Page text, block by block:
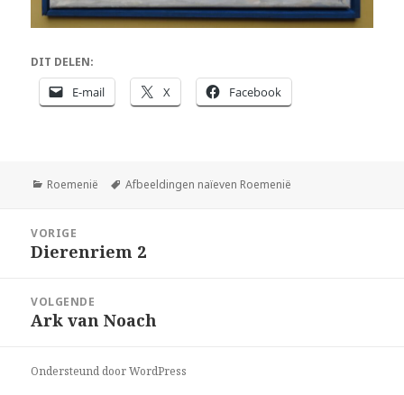
DIT DELEN:
E-mail X Facebook
Categorieën
Roemenië Tags
Afbeeldingen naïeven Roemenië
navigatie
VORIGE
Vorig
Dierenriem 2
VOLGENDE
Volgend
Ark van Noach
Ondersteund door WordPress